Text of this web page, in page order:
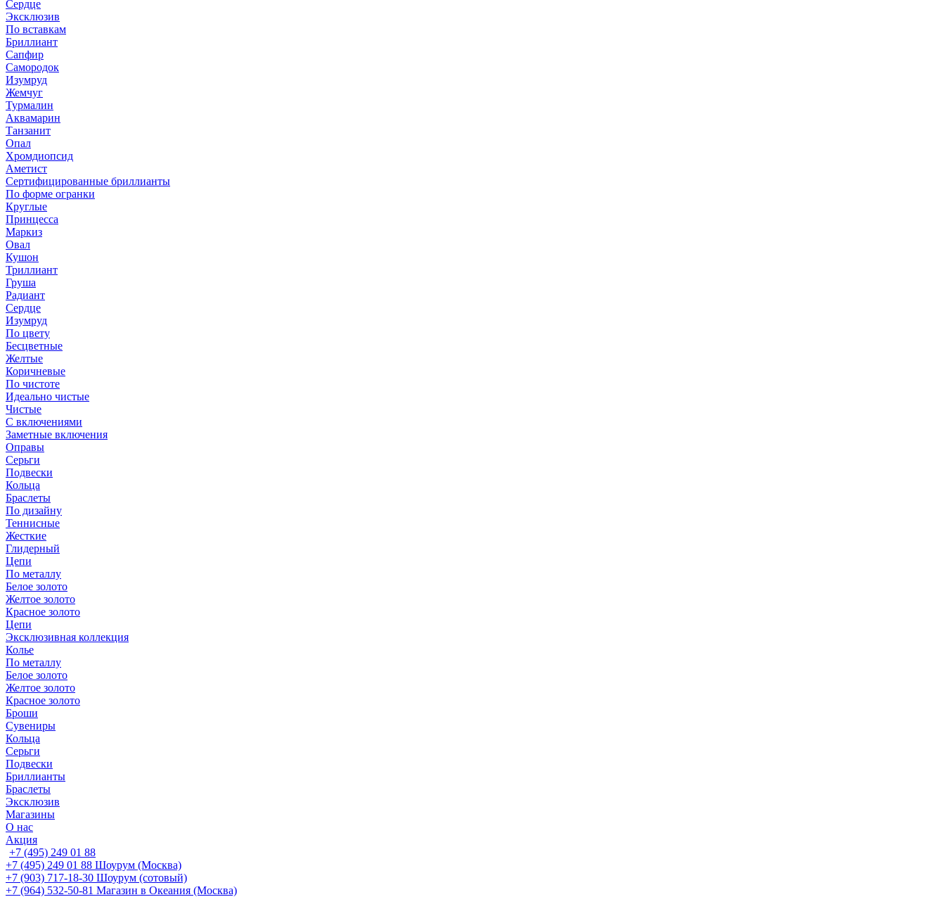
Сердце
Эксклюзив
По вставкам
Бриллиант
Сапфир
Самородок
Изумруд
Жемчуг
Турмалин
Аквамарин
Танзанит
Опал
Хромдиопсид
Аметист
Сертифицированные бриллианты
По форме огранки
Круглые
Принцесса
Маркиз
Овал
Кушон
Триллиант
Груша
Радиант
Сердце
Изумруд
По цвету
Бесцветные
Желтые
Коричневые
По чистоте
Идеально чистые
Чистые
С включениями
Заметные включения
Оправы
Серьги
Подвески
Кольца
Браслеты
По дизайну
Теннисные
Жесткие
Глидерный
Цепи
По металлу
Белое золото
Желтое золото
Красное золото
Цепи
Эксклюзивная коллекция
Колье
По металлу
Белое золото
Желтое золото
Красное золото
Броши
Сувениры
Кольца
Серьги
Подвески
Бриллианты
Браслеты
Эксклюзив
Магазины
О нас
Акция
+7 (495) 249 01 88
+7 (495) 249 01 88 Шоурум (Москва)
+7 (903) 717-18-30 Шоурум (сотовый)
+7 (964) 532-50-81 Магазин в Океания (Москва)